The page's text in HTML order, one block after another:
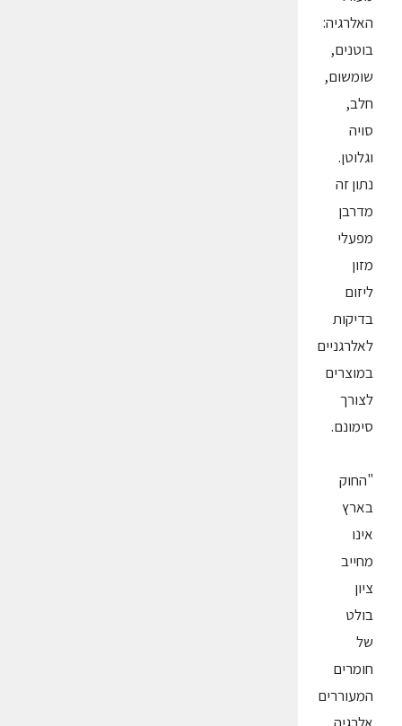
האלרגיה:
בוטנים,
שומשום,
חלב,
סויה
וגלוטן.
נתון זה
מדרבן
מפעלי
מזון
ליזום
בדיקות
לאלרגניים
במוצרים
לצורך
סימונם.
"החוק
בארץ
אינו
מחייב
ציון
בולט
של
חומרים
המעוררים